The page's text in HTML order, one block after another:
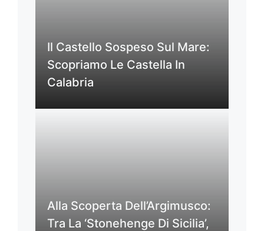
Il Castello Sospeso Sul Mare:
Scopriamo Le Castella In
Calabria
Alla Scoperta Dell’Argimusco:
Tra La ‘Stonehenge Di Sicilia’,